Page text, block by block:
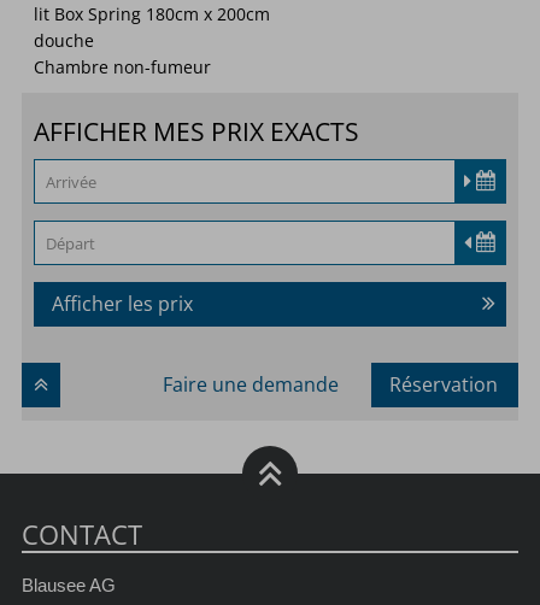
lit Box Spring 180cm x 200cm
douche
Chambre non-fumeur
AFFICHER MES PRIX EXACTS
Afficher les prix
Réservation
Faire une demande
CONTACT
Blausee AG